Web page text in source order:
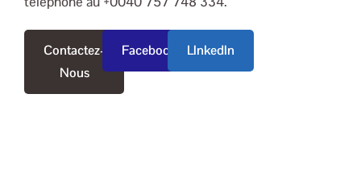
Contactez-
Nous
Facebook LInkedIn